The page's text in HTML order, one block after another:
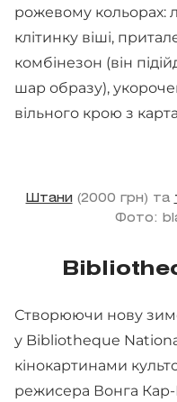
рожевому кольорах:
клітинку віші,
комбінезон (він
шар образу),
вільного крою з
Штани(2000 грн) та
Фото:
Створюючи нову
у Bibliotheque
кінокартинами
режисера Вонга